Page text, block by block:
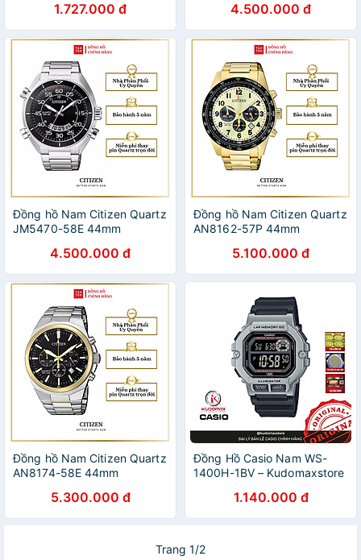
1.727.000 đ 4.500.000 đ
Đồng hồ Nam Citizen Quartz
JM5470-58E 44mm
4.500.000 đ
Đồng hồ Nam Citizen Quartz
AN8162-57P 44mm
5.100.000 đ
Đồng hồ Nam Citizen Quartz
AN8174-58E 44mm
5.300.000 đ
Đồng Hồ Casio Nam WS-
1400H-1BV – Kudomaxstore
1.140.000 đ
Trang 1/2